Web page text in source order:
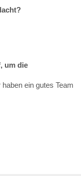
um die
ein gutes Team